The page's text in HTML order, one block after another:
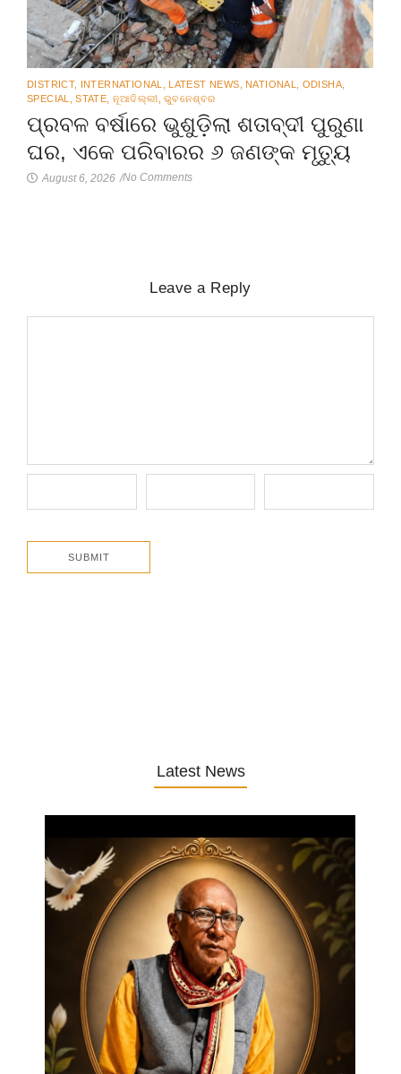
DISTRICT, INTERNATIONAL LATEST NEWS NATIONAL ODISHA
SPECIAL
STATE ନୂଆଦିଲ୍ଲୀ ଭୁବନେଶ୍ବର
ପ୍ରବଳ ବର୍ଷାରେ ଭୁଶୁଡ଼ିଲା ଶତାବ୍ଦୀ ପୁରୁଣା
ଘର, ଏକେ ପରିବାରର ୬ ଜଣଙ୍କ ମୃତ୍ୟୁ
August 6, 2026 /No Comments
Leave a Reply
Latest News